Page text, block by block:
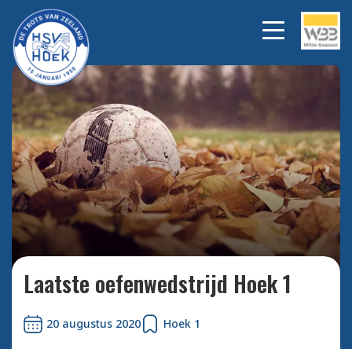
Bekijk alle foto's
Laatste oefenwedstrijd Hoek 1
20 augustus 2020 Hoek 1